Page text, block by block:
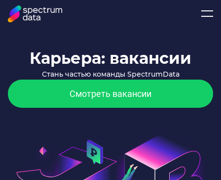
Карьера: вакансии
Стань частью команды SpectrumData
Смотреть вакансии